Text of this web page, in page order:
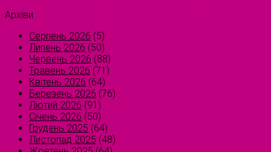
Архіви
Серпень 2026 (5)
Липень 2026 (50)
Червень 2026 (88)
Травень 2026 (71)
Квітень 2026 (64)
Березень 2026 (76)
Лютий 2026 (91)
Січень 2026 (50)
Грудень 2025 (64)
Листопад 2025 (48)